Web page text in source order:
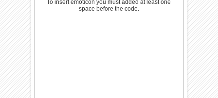
To insert emoticon you must added at least one
space before the code.